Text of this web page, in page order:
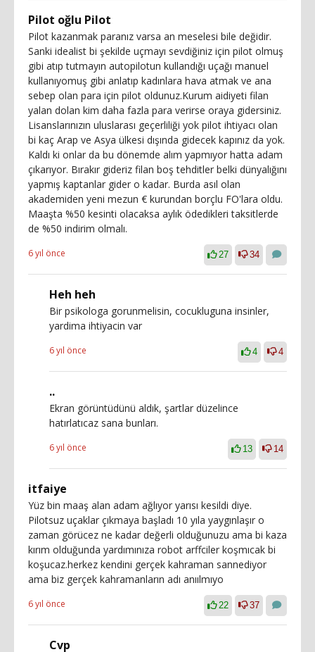
Pilot oğlu Pilot
Pilot kazanmak paranız varsa an meselesi bile değidir.
Sanki idealist bi şekilde uçmayı sevdiğiniz için pilot olmuş
gibi atıp tutmayın autopilotun kullandığı uçağı manuel
kullanıyomuş gibi anlatıp kadınlara hava atmak ve ana
sebep olan para için pilot oldunuz.Kurum aidiyeti filan
yalan dolan kim daha fazla para verirse oraya gidersiniz.
Lisanslarınızın uluslarası geçerliliği yok pilot ihtiyacı olan
bi kaç Arap ve Asya ülkesi dışında gidecek kapınız da yok.
Kaldı ki onlar da bu dönemde alım yapmıyor hatta adam
çıkarıyor. Bırakır gideriz filan boş tehditler belki dünyalığını
yapmış kaptanlar gider o kadar. Burda asıl olan
akademiden yeni mezun € kurundan borçlu FO'lara oldu.
Maaşta %50 kesinti olacaksa aylık ödedikleri taksitlerde
de %50 indirim olmalı.
6 yıl önce 27 34
Heh heh
Bir psikologa gorunmelisin, cocukluguna insinler,
yardima ihtiyacin var
6 yıl önce 4 4
..
Ekran görüntüdünü aldık, şartlar düzelince
hatırlatıcaz sana bunları.
6 yıl önce 13 14
itfaiye
Yüz bin maaş alan adam ağlıyor yarısı kesildi diye.
Pilotsuz uçaklar çıkmaya başladı 10 yıla yaygınlaşır o
zaman görücez ne kadar değerli olduğunuzu ama bi kaza
kırım olduğunda yardımınıza robot arffciler koşmıcak bi
koşucaz.herkez kendini gerçek kahraman sannediyor
ama biz gerçek kahramanların adı anıılmıyo
6 yıl önce 22 37
Cvp